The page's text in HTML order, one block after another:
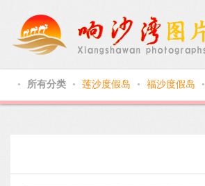
● 所有分类 ● 莲沙度假岛 ● 福沙度假岛 ●